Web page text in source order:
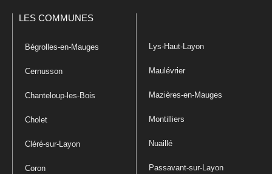
LES COMMUNES
Bégrolles-en-Mauges
Cernusson
Chanteloup-les-Bois
Cholet
Cléré-sur-Layon
Coron
Lys-Haut-Layon
Maulévrier
Mazières-en-Mauges
Montilliers
Nuaillé
Passavant-sur-Layon